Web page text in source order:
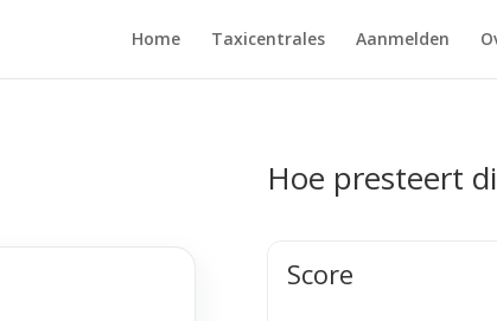
Home Taxicentrales Aanmelden
Hoe presteert
Score